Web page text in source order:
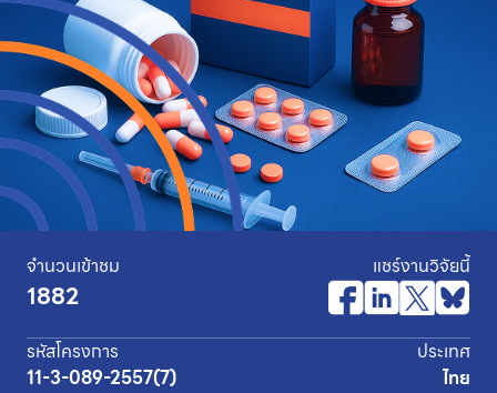
จำนวนเข้าชม
1882
แชร์งานวิจัยนี้
รหัสโครงการ
11-3-089-2557(7)
ประเทศ
ไทย